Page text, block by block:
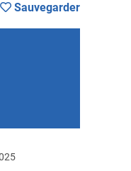
Sauvegarder